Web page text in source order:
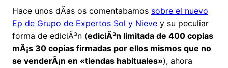
Hace unos dÃ­as os comentabamos sobre el nuevo
Ep de Grupo de Expertos Sol y Nieve y su peculiar
forma de ediciÃ³n (ediciÃ³n limitada de 400 copias
mÃ¡s 30 copias firmadas por ellos mismos que no
se venderÃ¡n en «tiendas habituales»), ahora